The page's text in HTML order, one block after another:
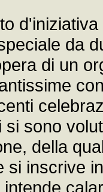
da
di un
si sono
della
si inscrive